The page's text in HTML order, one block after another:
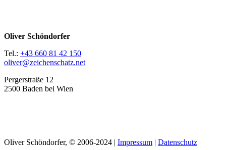
Oliver Schöndorfer
Tel.: +43 660 81 42 150
oliver@zeichenschatz.net
Pergerstraße 12
2500 Baden bei Wien
Oliver Schöndorfer, © 2006-2024 | Impressum | Datenschutz